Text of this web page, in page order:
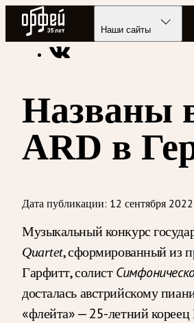
Радио Орфей
Наши сайты
Радио классической музыки «Орфей»
Названы
ARD в
Дата публикации: 12 сентября 2022
Музыкальный конкурс
Quartet, сформированный из
Гарфитт, солист
досталась австрийскому
«флейта» — 25-летний